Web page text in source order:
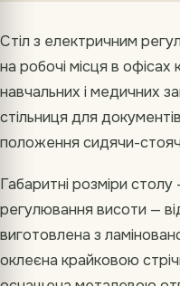
Стіл з електричним
на робочі місця в офісах
навчальних і медичних
стільниця для
положення сидячи-
Габаритні розміри
регулювання висоти —
виготовлена з
оклеєна крайковою